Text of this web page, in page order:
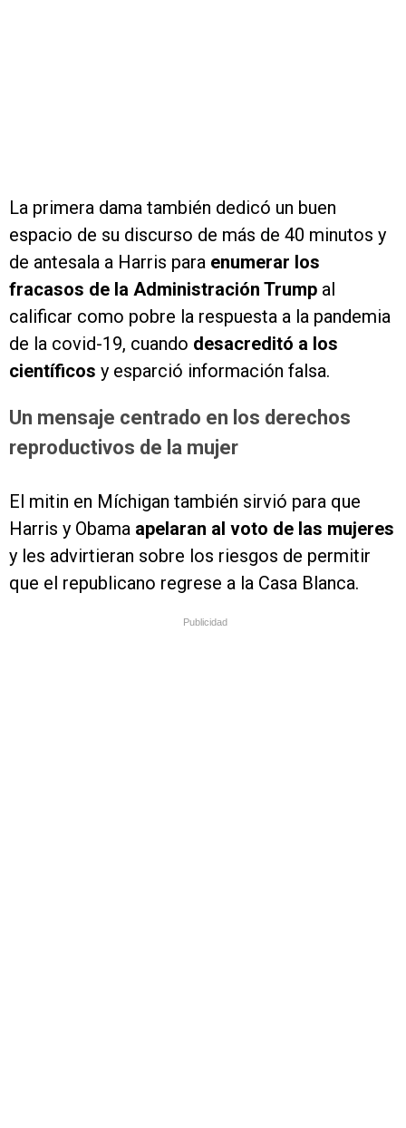
La primera dama también dedicó un buen
espacio de su discurso de más de 40 minutos y
de antesala a Harris para enumerar los
fracasos de la Administración Trump al
calificar como pobre la respuesta a la pandemia
de la covid-19, cuando desacreditó a los
científicos y esparció información falsa.
Un mensaje centrado en los derechos
reproductivos de la mujer
El mitin en Míchigan también sirvió para que
Harris y Obama apelaran al voto de las mujeres
y les advirtieran sobre los riesgos de permitir
que el republicano regrese a la Casa Blanca.
Publicidad